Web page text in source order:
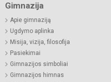
Gimnazija
Apie gimnaziją
Ugdymo aplinka
Misija, vizija, filosofija
Pasiekimai
Gimnazijos simboliai
Gimnazijos himnas